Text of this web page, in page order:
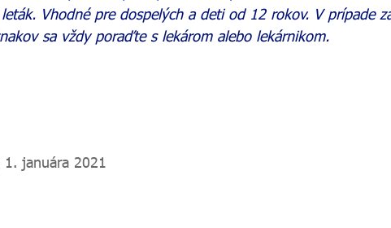
Vhodné pre dospelých a deti od 12 rokov. V prípade
sa vždy poraďte s lekárom alebo lekárnikom.
januára 2021